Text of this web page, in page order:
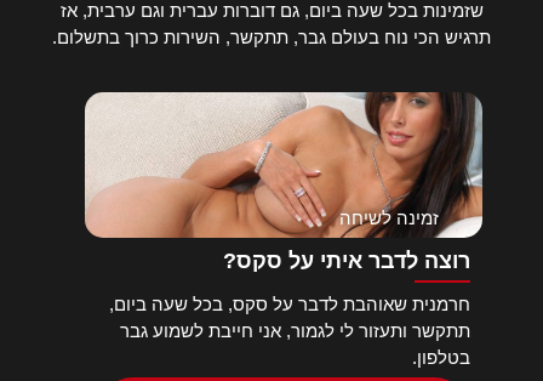
שזמינות בכל שעה ביום, גם דוברות עברית וגם ערבית, אז
תרגיש הכי נוח בעולם גבר, תתקשר, השירות כרוך בתשלום.
זמינה לשיחה
רוצה לדבר איתי על סקס?
חרמנית שאוהבת לדבר על סקס, בכל שעה ביום,
תתקשר ותעזור לי לגמור, אני חייבת לשמוע גבר
בטלפון.